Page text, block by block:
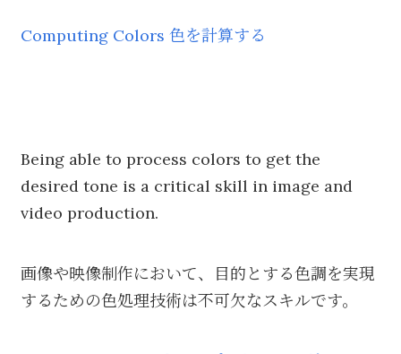
Computing Colors 色を計算する
Being able to process colors to get the
desired tone is a critical skill in image and
video production.
画像や映像制作において、目的とする色調を実現
するための色処理技術は不可欠なスキルです。